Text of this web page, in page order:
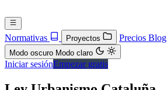
Normativas Proyectos Precios Blog
Modo oscuro Modo claro
Iniciar sesiónEmpezar gratis